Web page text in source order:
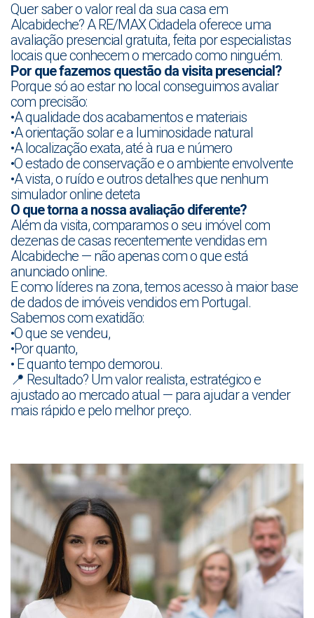
Quer saber o valor real da sua casa em
Alcabideche? A RE/MAX Cidadela oferece uma
avaliação presencial gratuita, feita por especialistas
locais que conhecem o mercado como ninguém.
Por que fazemos questão da visita presencial?
Porque só ao estar no local conseguimos avaliar
com precisão:
•A qualidade dos acabamentos e materiais
•A orientação solar e a luminosidade natural
•A localização exata, até à rua e número
•O estado de conservação e o ambiente envolvente
•A vista, o ruído e outros detalhes que nenhum
simulador online deteta
O que torna a nossa avaliação diferente?
Além da visita, comparamos o seu imóvel com
dezenas de casas recentemente vendidas em
Alcabideche — não apenas com o que está
anunciado online.
E como líderes na zona, temos acesso à maior base
de dados de imóveis vendidos em Portugal.
Sabemos com exatidão:
•O que se vendeu,
•Por quanto,
• E quanto tempo demorou.
📍 Resultado? Um valor realista, estratégico e
ajustado ao mercado atual — para ajudar a vender
mais rápido e pelo melhor preço.